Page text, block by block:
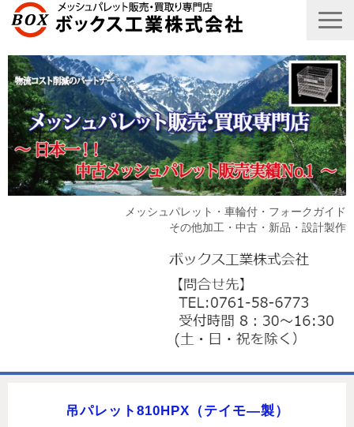
メッシュパレット・車輪付・フォークガイド
その他加工・中古・新品・設計製作
商品一覧表
吊パレット810HPX（テイモ―製）